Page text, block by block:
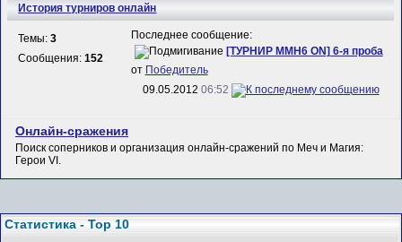
История турниров онлайн
Темы:3
Сообщения:152
Последнее сообщение:
[ТУРНИР MMH6 ON] 6-я проба
от Победитель
09.05.2012 06:52
Онлайн-сражения
Поиск соперников и организация онлайн-сражений по Меч и Магия:
Герои VI.
Статистика - Top 10